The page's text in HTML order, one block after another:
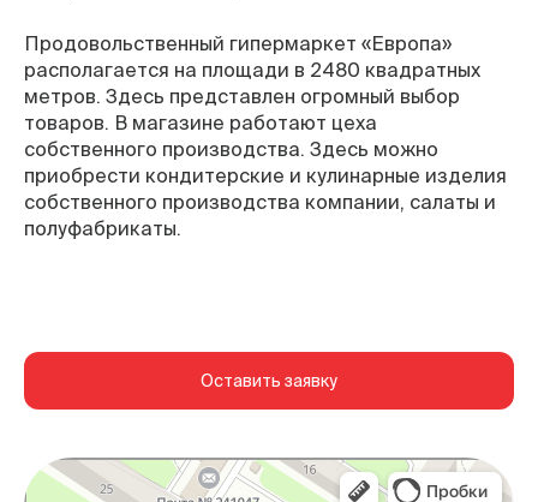
Продовольственный гипермаркет «Европа»
располагается на площади в 2480 квадратных
метров. Здесь представлен огромный выбор
товаров. В магазине работают цеха
собственного производства. Здесь можно
приобрести кондитерские и кулинарные изделия
собственного производства компании, салаты и
полуфабрикаты.
Оставить заявку
Брянск
Яндекс Карты — транспорт, навигация, поиск